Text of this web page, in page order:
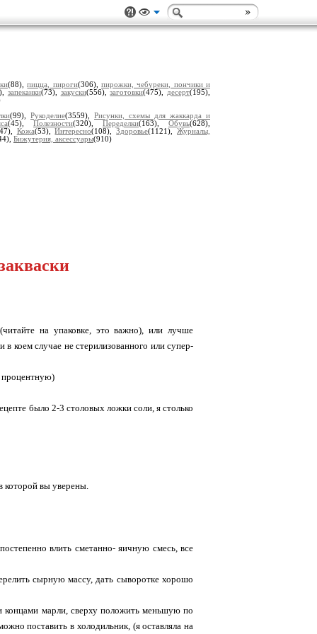
(88),пицца, пироги(306),пирожки, чебуреки, пончики и
запеканки(73), закуски(556),заготовки(475), десерт(195),
(99), Рукоделие(3559), Рисунки, схемы для жаккарда и
(45), Полезности(320), Переделки(163), Обувь(628),
Кожа(53),Интересно(108),Здоровье(1121),Журналы,
Бижутерия, аксессуары(910)
на упаковке, это важно), или лучше
коем случае не стерилизованного или супер-
процентную)
было 2-3 столовых ложки соли, я столько
которой вы уверены.
влить сметанно- яичную смесь, все
сырную массу, дать сыворотке хорошо
концами марли, сверху положить меньшую по
поставить в холодильник, (я оставляла на